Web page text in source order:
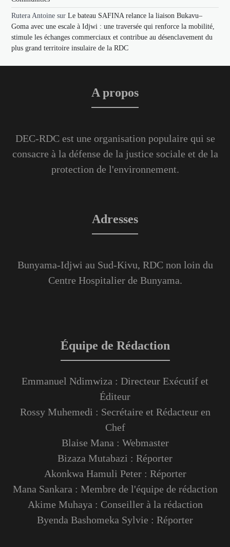
Rutera Antoine surLe bateau SAFINA relance la liaison Bukavu–
Goma avec une escale à Idjwi : une traversée qui renforce la mobilité,
stimule les échanges commerciaux et contribue au désenclavement du
plus grand territoire insulaire de la RDC
A propos
DEC-RDC est une organisation populaire qui se
consacre à la défense de la justice sociale et de la
protection de l'environnement.
Adresses
Bunyama-Idjwi au Sud-Kivu, RDC non loin du
Centre Hospitalier de Bunyama.
Équipe de Rédaction
Emmanuel Ndimwiza : Directeur Exécutif et
Éditeur
Rossy Muhemedi : Secrétaire et Rédacteur en
Chef
Blaise Mana : Webmaster
Bizaza Mutabazi : Réporter
Akonkwa Hamuli Peter : Réporter
Mana Sankara : Membre de l'équipe de rédaction
Akime Muhaya : Conseiller à la rédaction
Byenda Bashomeka Sylvie : Réporter